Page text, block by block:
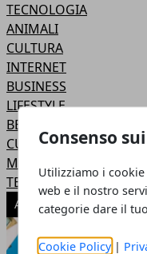
Consenso
Utilizziamo i
web e il nostro
categorie dare il
Cookie Policy |
TECNOLOGIA
ANIMALI
CULTURA
INTERNET
BUSINESS
LIFESTYLE
BELLEZZA
CUCINA
MODA
TEMPO LIBERO
ARTICOLI POPOLARI